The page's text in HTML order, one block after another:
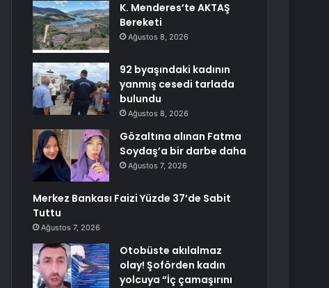
K. Menderes’te AKTAŞ
Bereketi
Ağustos 8, 2026
92 byaşındaki kadının
yanmış cesedi tarlada
bulundu
Ağustos 8, 2026
Gözaltına alınan Fatma
Soydaş’a bir darbe daha
Ağustos 7, 2026
Merkez Bankası Faizi Yüzde 37’de Sabit
Tuttu
Ağustos 7, 2026
Otobüste akılalmaz
olay! Şoförden kadın
yolcuya “İç çamaşırını